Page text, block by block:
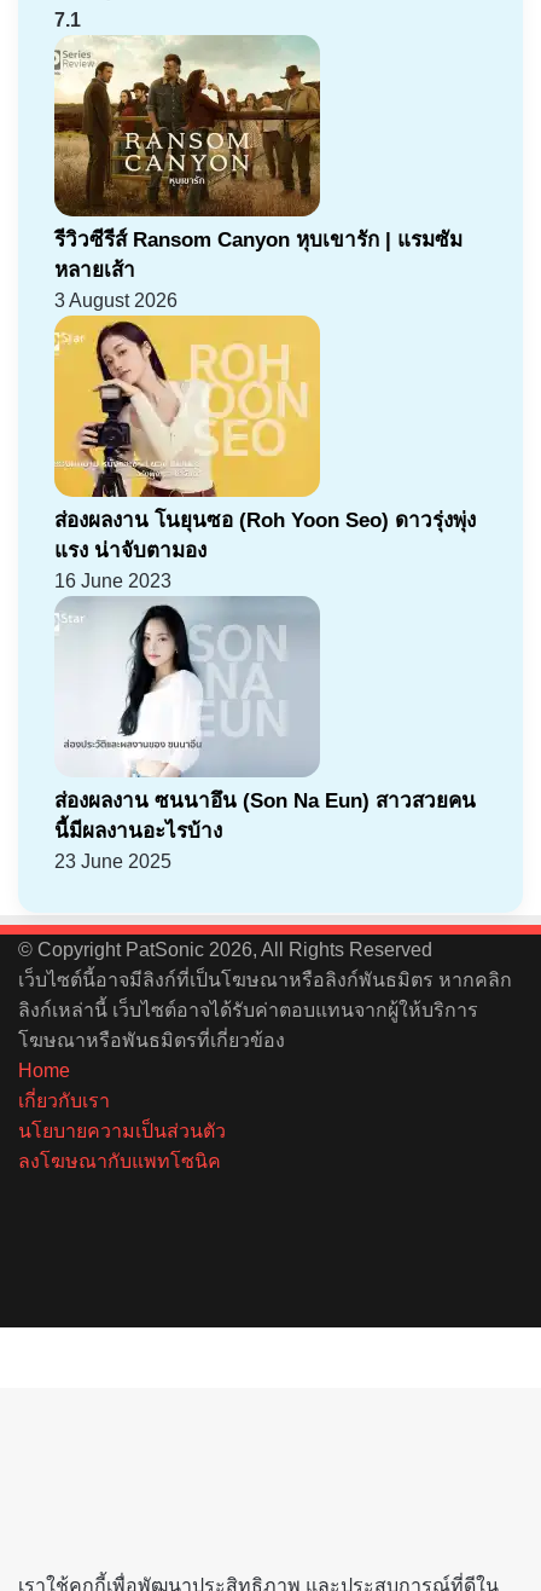
7.1
รีวิวซีรีส์ Ransom Canyon หุบเขารัก | แรมซัม
หลายเส้า
3 August 2026
ส่องผลงาน โนยุนซอ (Roh Yoon Seo) ดาวรุ่งพุ่ง
แรง น่าจับตามอง
16 June 2023
ส่องผลงาน ซนนาอึน (Son Na Eun) สาวสวยคน
นี้มีผลงานอะไรบ้าง
23 June 2025
© Copyright PatSonic 2026, All Rights Reserved
เว็บไซต์นี้อาจมีลิงก์ที่เป็นโฆษณาหรือลิงก์พันธมิตร หากคลิก
ลิงก์เหล่านี้ เว็บไซต์อาจได้รับค่าตอบแทนจากผู้ให้บริการ
โฆษณาหรือพันธมิตรที่เกี่ยวข้อง
Home
เกี่ยวกับเรา
นโยบายความเป็นส่วนตัว
ลงโฆษณากับแพทโซนิค
เราใช้คุกกี้เพื่อพัฒนาประสิทธิภาพ และประสบการณ์ที่ดีใน